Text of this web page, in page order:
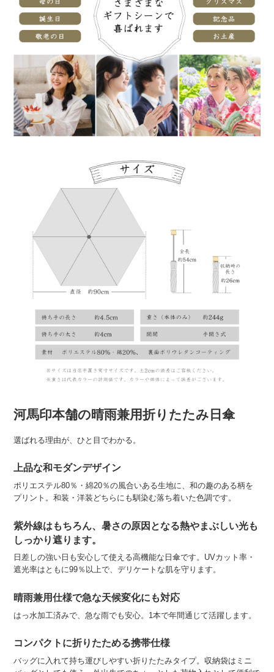
河馬印本舗の晴雨兼用折りたたみ日傘
選ばれる理由が、ひと目でわかる。
上品な和モダンデザイン
ポリエステル80％・綿20％の風合いある生地に、和の趣のある柄を
プリント。和装・洋装どちらにも馴染む落ち着いた色調です。
紫外線はもちろん、暑さの原因となる熱やまぶしい光も
しっかり遮ります。
日差しの強い日も安心して使える高機能な日傘です。UVカット率・
遮光率はともに99％以上で、デリケートな肌を守ります。
晴雨兼用仕様で急な天候変化にも対応
はっ水加工済みで、急な雨でも安心。1本で年間通じて活躍します。
コンパクトに折りたためる携帯仕様
バッグに入れて持ち運びしやすい折りたたみタイプ。収納袋はミニ